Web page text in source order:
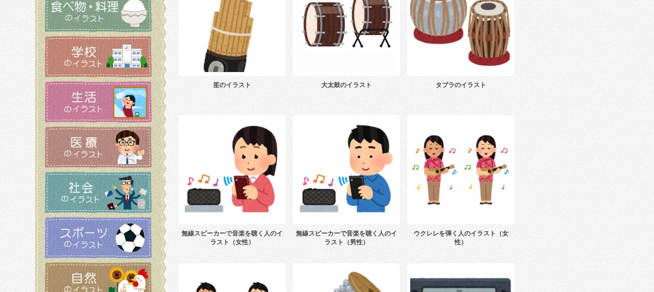
笙のイラスト 大太鼓のイラスト タブラのイラスト
無線スピーカーで音楽を聴く人のイ
ラスト（女性）
無線スピーカーで音楽を聴く人のイ
ラスト（男性）
ウクレレを弾く人のイラスト（女
性）